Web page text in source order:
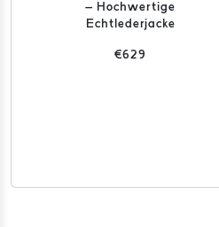
– Hochwertige
Echtlederjacke
€629